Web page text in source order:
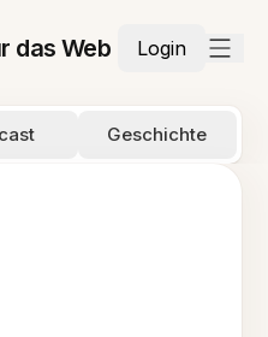
das Web Login
Geschichte